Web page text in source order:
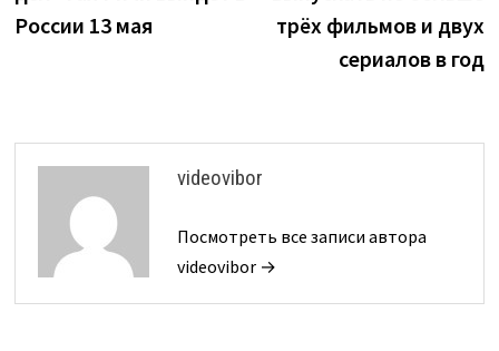
России 13 мая
трёх фильмов и двух
сериалов в год
videovibor
Посмотреть все записи автора
videovibor →